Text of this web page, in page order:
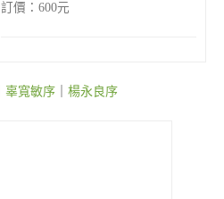
訂價：600元
辜寬敏序 楊永良序